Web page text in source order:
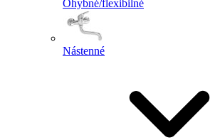
Ohybné/flexibilné
Nástenné